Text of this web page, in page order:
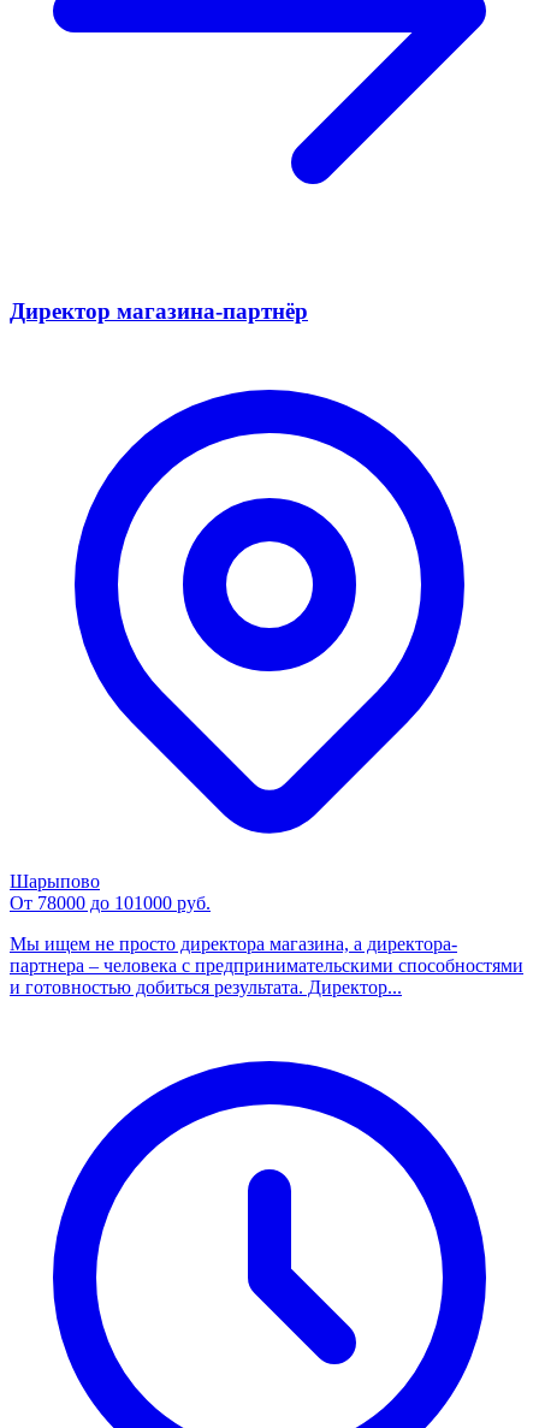
Директор магазина-партнёр
Шарыпово
От 78000 до 101000 руб.
Мы ищем не просто директора магазина, а директора-
партнера – человека с предпринимательскими способностями
и готовностью добиться результата. Директор...